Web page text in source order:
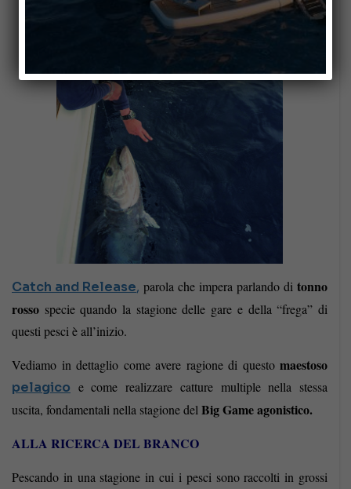
Catch and Release, parola che impera parlando di tonno
rosso specie quando la stagione delle gare e della “frega” di
questi pesci è all’inizio.
Vediamo in dettaglio come avere ragione di questo maestoso
pelagico e come realizzare catture multiple nella stessa
uscita, fondamentali nella stagione del Big Game agonistico.
ALLA RICERCA DEL BRANCO
Pescando in una stagione in cui i pesci sono raccolti in grossi